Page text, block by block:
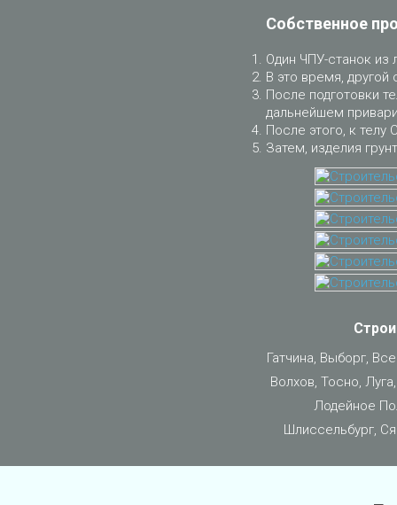
Собственное
Один ЧПУ-станок из
В это время, другой
После подготовки
дальнейшем
После этого, к телу
Затем, изделия
Гатчина, Выборг,
Волхов, Тосно,
Лодейное
Шлиссельбург,